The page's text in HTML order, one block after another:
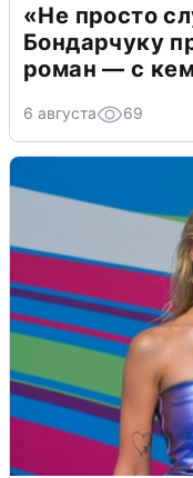
«Не просто
Бондарчуку
роман — с
6 августа 69